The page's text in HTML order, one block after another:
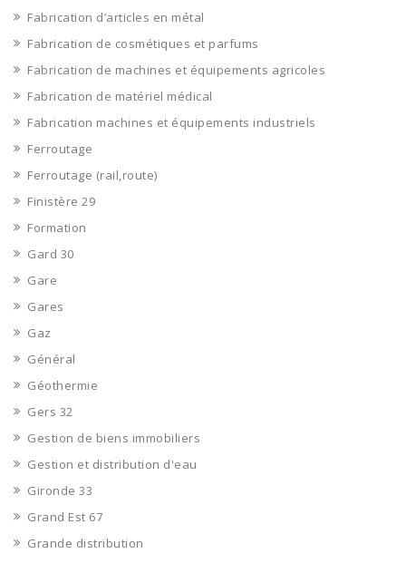
Fabrication d’articles en métal
Fabrication de cosmétiques et parfums
Fabrication de machines et équipements agricoles
Fabrication de matériel médical
Fabrication machines et équipements industriels
Ferroutage
Ferroutage (rail,route)
Finistère 29
Formation
Gard 30
Gare
Gares
Gaz
Général
Géothermie
Gers 32
Gestion de biens immobiliers
Gestion et distribution d'eau
Gironde 33
Grand Est 67
Grande distribution